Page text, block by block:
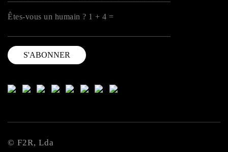
Êtes-vous un humain ? 1 + 4 =
© F2R, Lda